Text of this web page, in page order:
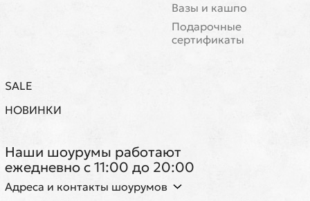
Вазы и кашпо
Подарочные
сертификаты
SALE
НОВИНКИ
Наши шоурумы работают
ежедневно с 11:00 до 20:00
Адреса и контакты шоурумов